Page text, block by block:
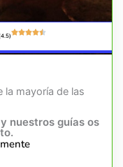
la mayoría de las
nuestros guías os